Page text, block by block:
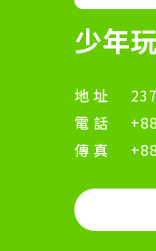
少年
地址
電話
傳真